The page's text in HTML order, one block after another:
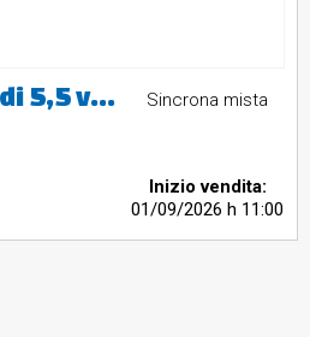
Appartamento di 5,5 vani catastali sito al secondo piano della via Giacomo Matteotti 38 Aci Sant'Antonio Sincrona mista
Inizio vendita:
01/09/2026 h 11:00